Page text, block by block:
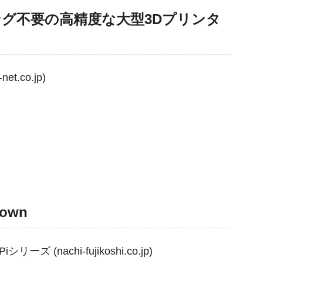
不要の高精度な大型3Dプリンタ
シリーズ (nachi-fujikoshi.co.jp)